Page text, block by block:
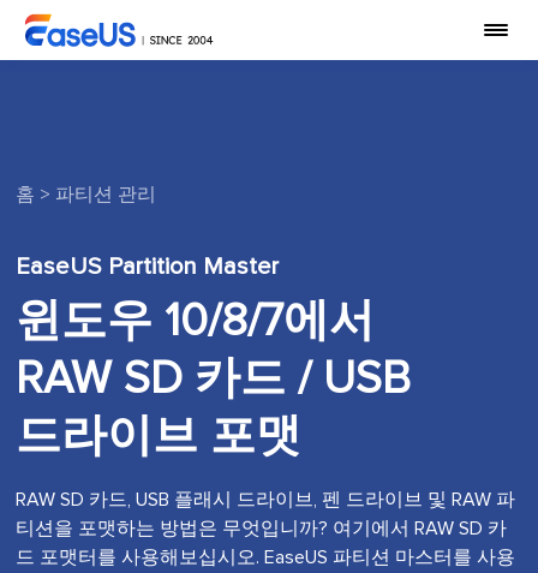
홈 > 파티션 관리
EaseUS Partition Master
윈도우 10/8/7에서
RAW SD 카드 / USB
드라이브 포맷
RAW SD 카드, USB 플래시 드라이브, 펜 드라이브 및 RAW 파
티션을 포맷하는 방법은 무엇입니까? 여기에서 RAW SD 카
드 포맷터를 사용해보십시오. EaseUS 파티션 마스터를 사용